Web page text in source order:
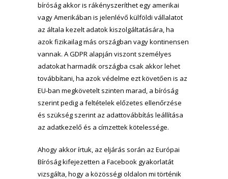
bíróság akkor is rákényszeríthet egy amerikai
vagy Amerikában is jelenlévő külföldi vállalatot
az általa kezelt adatok kiszolgáltatására, ha
azok fizikailag más országban vagy kontinensen
vannak. A GDPR alapján viszont személyes
adatokat harmadik országba csak akkor lehet
továbbítani, ha azok védelme ezt követően is az
EU-ban megkövetelt szinten marad, a bíróság
szerint pedig a feltételek előzetes ellenőrzése
és szükség szerint az adattovábbítás leállítása
az adatkezelő és a címzettek kötelessége.
Ahogy akkor írtuk, az eljárás során az Európai
Bíróság kifejezetten a Facebook gyakorlatát
vizsgálta, hogy a közösségi oldalon mi történik